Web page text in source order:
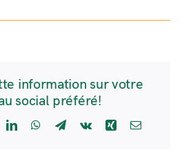
information sur votre
social préféré!
LinkedInWhatsApp
Telegram
Vk Xing Email